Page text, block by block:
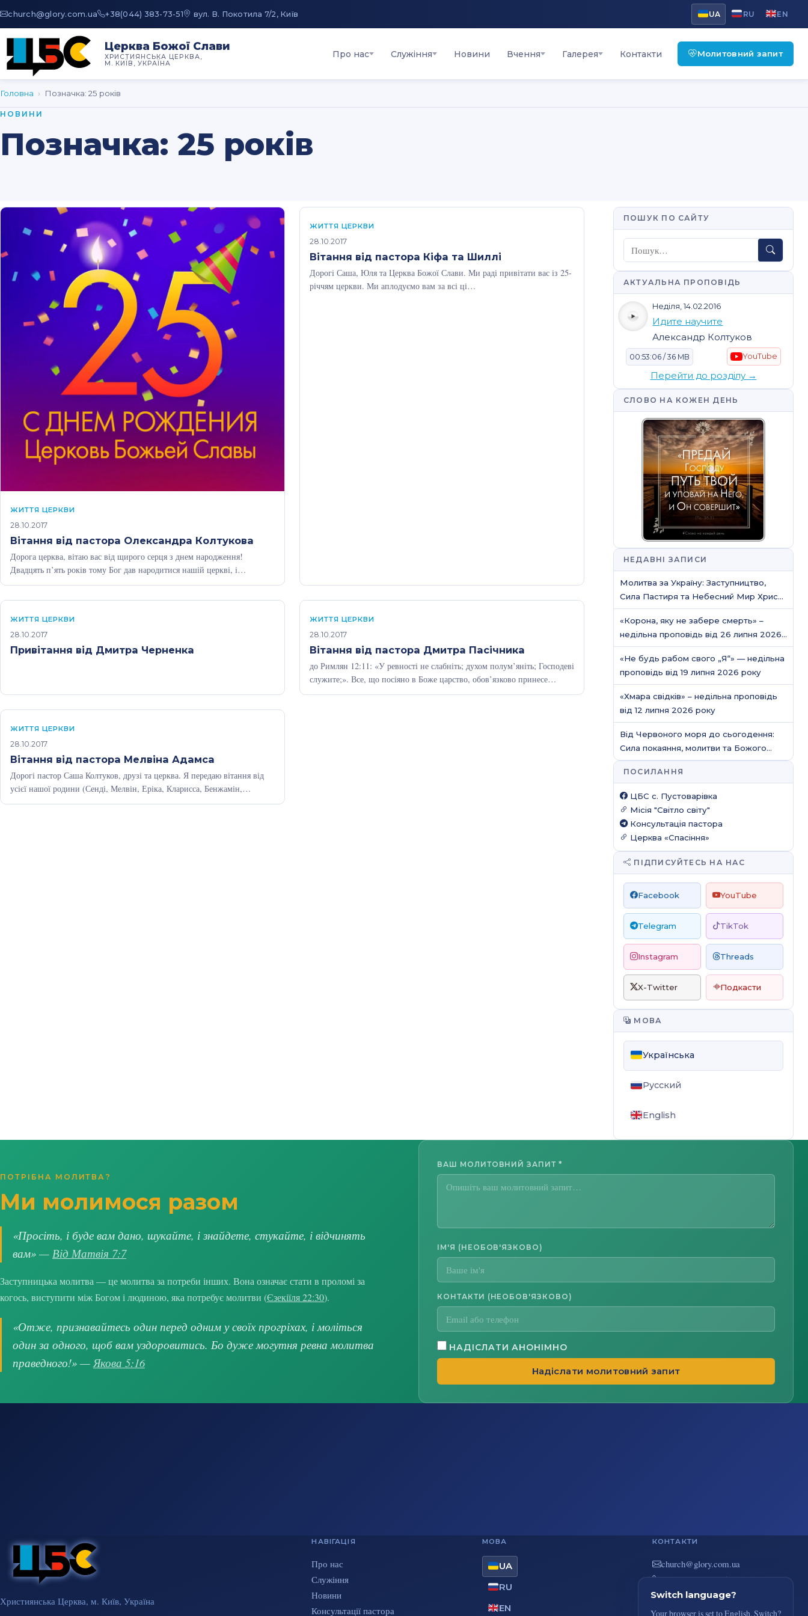
au.moc.yrolg@hcruhc +38(044) 383-73-51 вул. В. Покотила 7/2, Київ UA RU EN
Церква Божої Слави
ХРИСТИЯНСЬКА ЦЕРКВА,
М. КИЇВ, УКРАЇНА
Про нас Служіння Новини Вчення Галерея Контакти Молитовний запит
Головна › Позначка: 25 років
НОВИНИ
Позначка: 25 років
ЖИТТЯ ЦЕРКВИ
28.10.2017
Вітання від пастора Олександра Колтукова
Дорога церква, вітаю вас від щирого серця з днем народження!
Двадцять п’ять років тому Бог дав народитися нашій церкві, і…
ЖИТТЯ ЦЕРКВИ
28.10.2017
Вітання від пастора Кіфа та Шиллі
Дорогі Саша, Юля та Церква Божої Слави. Ми раді привітати вас із 25-
річчям церкви. Ми аплодуємо вам за всі ці…
ЖИТТЯ ЦЕРКВИ
28.10.2017
Привітання від Дмитра Черненка
ЖИТТЯ ЦЕРКВИ
28.10.2017
Вітання від пастора Дмитра Пасічника
до Римлян 12:11: «У ревності не слабніть; духом полум’яніть; Господеві
служите;». Все, що посіяно в Боже царство, обов’язково принесе
плоди.…
ЖИТТЯ ЦЕРКВИ
28.10.2017
Вітання від пастора Мелвіна Адамса
Дорогі пастор Саша Колтуков, друзі та церква. Я передаю вітання від
усієї нашої родини (Сенді, Мелвін, Еріка, Кларисса, Бенжамін,
Крістофер…
ПОШУК ПО САЙТУ
Пошук
АКТУАЛЬНА ПРОПОВІДЬ
Неділя, 14.02.2016
Идите научите
Александр Колтуков
00:53:06 / 36 MB YouTube
Перейти до розділу →
СЛОВО НА КОЖЕН ДЕНЬ
НЕДАВНІ ЗАПИСИ
Молитва за Україну: Заступництво,
Сила Пастиря та Небесний Мир Христа
/ Молитовне служіння
«Корона, яку не забере смерть» –
недільна проповідь від 26 липня 2026
року
«Не будь рабом свого „Я“» — недільна
проповідь від 19 липня 2026 року
«Хмара свідків» – недільна проповідь
від 12 липня 2026 року
Від Червоного моря до сьогодення:
Сила покаяння, молитви та Божого
захисту
ПОСИЛАННЯ
ЦБС c. Пустоварівка
Місія "Світло світу"
Консультація пастора
Церква «Спасіння»
ПІДПИСУЙТЕСЬ НА НАС
Facebook YouTube
Telegram TikTok
Instagram Threads
X-Twitter Подкасти
МОВА
Українська
Русский
English
ПОТРІБНА МОЛИТВА?
Ми молимося разом
«Просіть, і буде вам дано, шукайте, і знайдете, стукайте, і відчинять
вам» — Від Матвія 7:7
Заступницька молитва — це молитва за потреби інших. Вона означає стати в проломі за
когось, виступити між Богом і людиною, яка потребує молитви (Єзекіїля 22:30).
«Отже, признавайтесь один перед одним у своїх прогріхах, і моліться
один за одного, щоб вам уздоровитись. Бо дуже могутня ревна молитва
праведного!» —Якова 5:16
ВАШ МОЛИТОВНИЙ ЗАПИТ *
ІМ'Я (НЕОБОВ'ЯЗКОВО)
КОНТАКТИ (НЕОБОВ'ЯЗКОВО)
НАДІСЛАТИ АНОНІМНО
Надіслати молитовний запит
Християнська Церква, м. Київ, Україна
НАВІГАЦІЯ
Про нас
Служіння
Новини
Консультації пастора
МОВА
UA
RU
EN
КОНТАКТИ
au.moc.yrolg@hcruhc
+38(044) 383-73-51
вул. В. Покотила 7/2, Київ
Switch language?
Your browser is set to English. Switch?